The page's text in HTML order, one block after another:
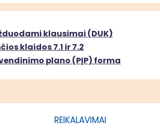
administracija"klausimai (DUK)
klaidos 7.1 ir 7.2
plano (PĮP) forma
REIKALAVIMAI